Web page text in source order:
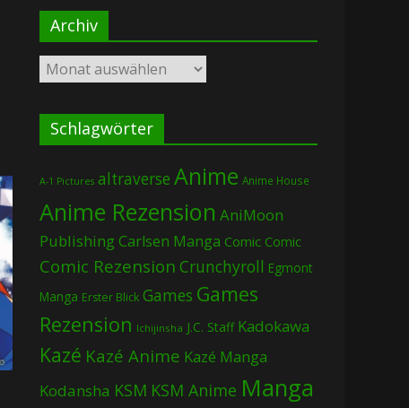
Archiv
Archiv
Schlagwörter
A-1 Pictures altraverse Anime Anime House
Anime Rezension AniMoon
PublishingCarlsen Manga Comic Comic
Comic Rezension Crunchyroll Egmont
Manga Erster Blick Games Games
Rezension Ichijinsha J.C. Staff Kadokawa
Kazé Kazé Anime Kazé Manga
Kodansha KSM KSM Anime Manga